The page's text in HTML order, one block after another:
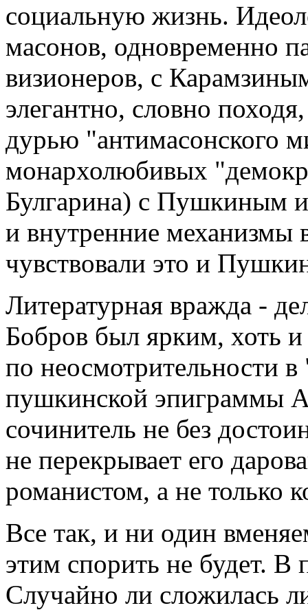
социальную жизнь.
масонов, одновременно
визионеров, с
элегантно, словно
дурью "антимасонского
монархолюбивых
Булгарина) с Пушкиным
и внутренние механизмы
чувствовали это и
Литературная вражда -
Бобров был ярким, хоть
по неосмотрительности
пушкинской эпиграммы
сочинитель не без
не перекрывает его
романистом, а не только
Все так, и ни один
этим спорить не будет. В
Случайно ли сложилась